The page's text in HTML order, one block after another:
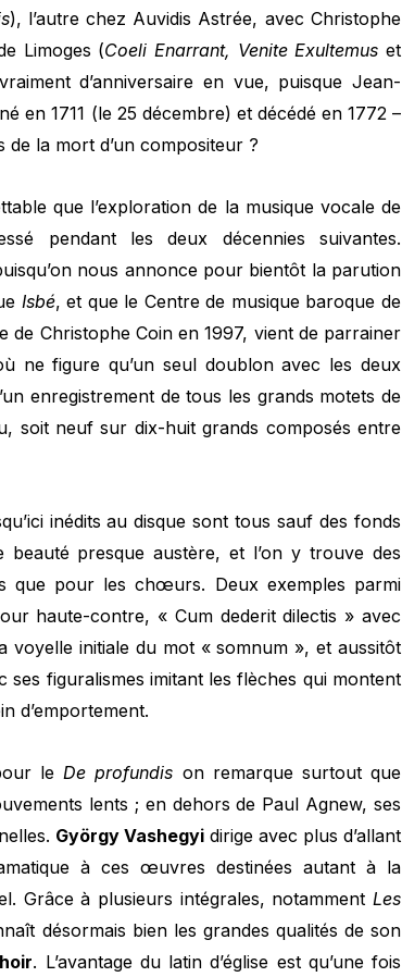
), l’autre chez Auvidis Astrée, avec Christophe
Limoges (Coeli Enarrant, Venite Exultemus et
d’anniversaire en vue, puisque Jean-
en 1711 (le 25 décembre) et décédé en 1772 –
la mort d’un compositeur ?
que l’exploration de la musique vocale de
pendant les deux décennies suivantes.
nous annonce pour bientôt la parution
Isbé, et que le Centre de musique baroque de
de Christophe Coin en 1997, vient de parrainer
ne figure qu’un seul doublon avec les deux
enregistrement de tous les grands motets de
soit neuf sur dix-huit grands composés entre
inédits au disque sont tous sauf des fonds
presque austère, et l’on y trouve des
que pour les chœurs. Deux exemples parmi
haute-contre, « Cum dederit dilectis » avec
voyelle initiale du mot « somnum », et aussitôt
figuralismes imitant les flèches qui montent
d’emportement.
leDe profundis on remarque surtout que
lents ; en dehors de Paul Agnew, ses
György Vashegyi dirige avec plus d’allant
à ces œuvres destinées autant à la
Grâce à plusieurs intégrales, notamment Les
désormais bien les grandes qualités de son
. L’avantage du latin d’église est qu’une fois